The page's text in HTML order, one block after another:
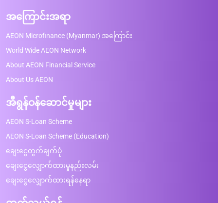
အကြောင်းအရာ
AEON Microfinance (Myanmar) အကြောင်း
World Wide AEON Network
About AEON Financial Service
About Us AEON
အီရွန်ဝန်ဆောင်မှုများ
AEON S-Loan Scheme
AEON S-Loan Scheme (Education)
ချေးငွေတွက်ချက်ပုံ
ချေးငွေလျှောက်ထားမှုနည်းလမ်း
ချေးငွေလျှောက်ထားရန်နေရာ